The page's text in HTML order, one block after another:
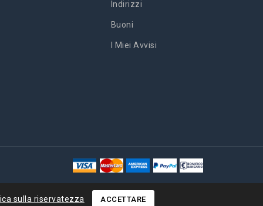
Indirizzi
Buoni
I Miei Avvisi
sulla riservatezza ACCETTARE